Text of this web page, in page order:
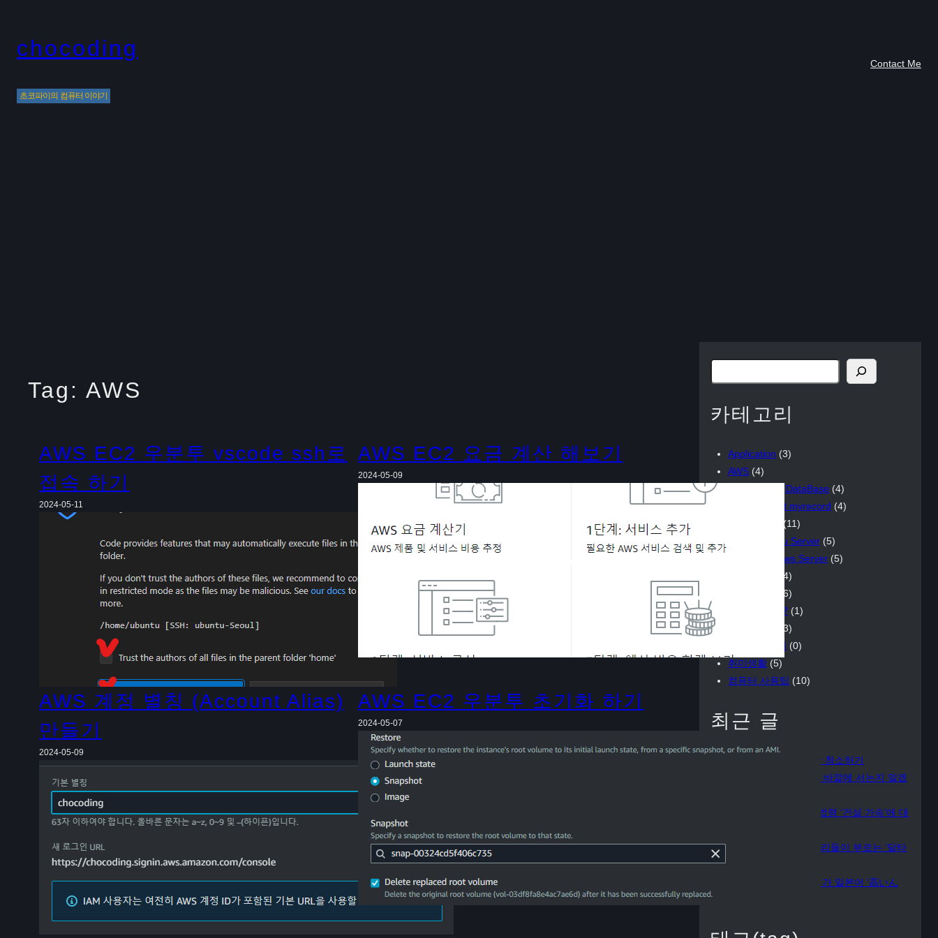
content
chocoding
초코파이의 컴퓨터 이야기
Contact Me
Tag: AWS
AWS EC2 우분투 vscode ssh로
접속 하기
2024-05-11
AWS EC2 요금 계산 해보기
2024-05-09
AWS 계정 별칭 (Account Alias)
만들기
2024-05-09
AWS EC2 우분투 초기화 하기
2024-05-07
索
카테고리
Application (3)
AWS (4)
HTML, CSS, DataBase (4)
Project myrecord (4)
(11)
Ubuntu Server (5)
Windows Server (5)
(4)
(6)
너 그거 아니? (1)
(3)
자동차이야기 (0)
취미생활 (5)
컴퓨터 사용팁 (10)
최근 글
윈도우즈 저장 공간 청소하기
왜 3루 주자가 라인 바깥에 서는지 알겠
[킹샷] 사법재판소 법령 ‘건설 가속’에 대
‘이상(理想)’한 패거리들이 부르는 ‘달타
한국어로 ‘높은데?’ 가 일본어 ‘高いん